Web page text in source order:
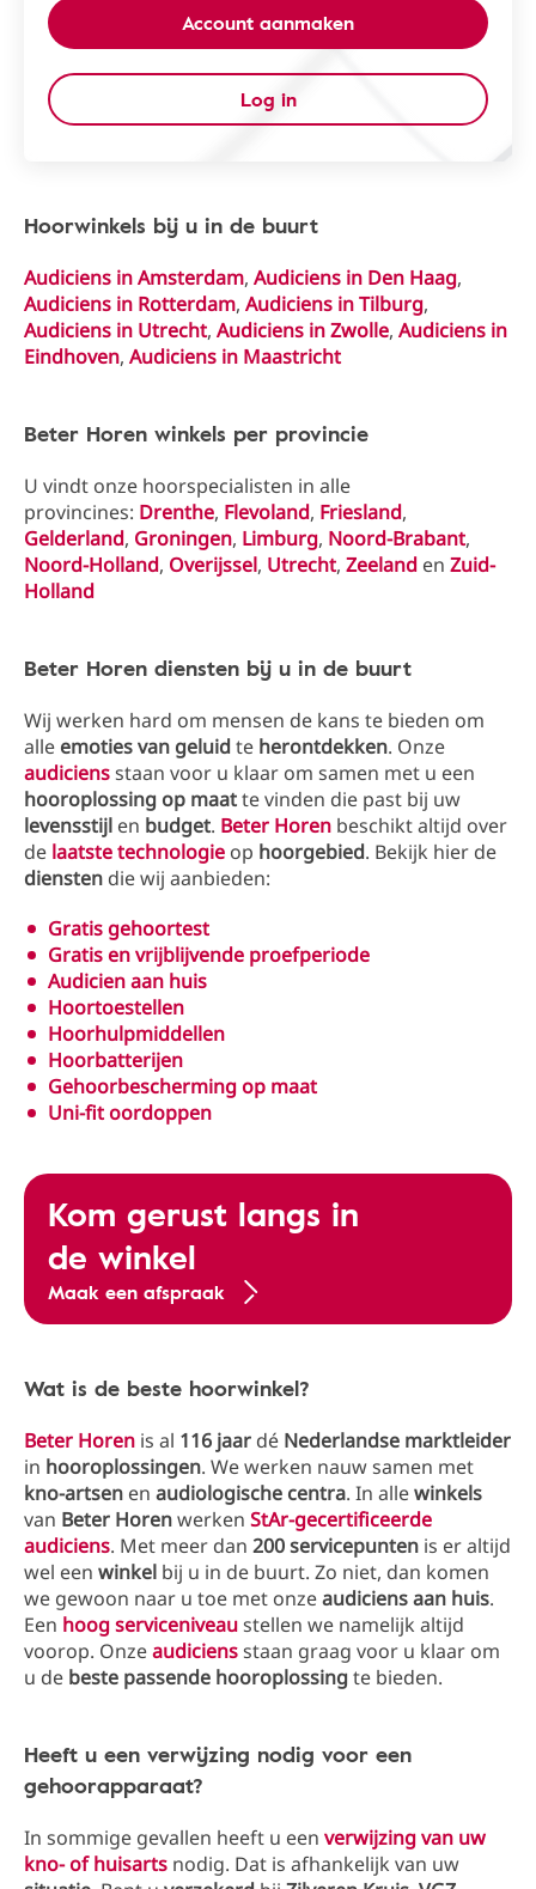
Account aanmaken
Log in
Hoorwinkels bij u in de buurt
Audiciens in Amsterdam, Audiciens in Den Haag,
Audiciens in Rotterdam, Audiciens in Tilburg,
Audiciens in Utrecht, Audiciens in Zwolle, Audiciens in
Eindhoven, Audiciens in Maastricht
Beter Horen winkels per provincie
U vindt onze hoorspecialisten in alle
provincines: Drenthe, Flevoland, Friesland,
Gelderland, Groningen, Limburg, Noord-Brabant,
Noord-Holland, Overijssel, Utrecht, Zeeland en Zuid-
Holland
Beter Horen diensten bij u in de buurt
Wij werken hard om mensen de kans te bieden om
alle emoties van geluidte herontdekken. Onze
audiciensstaan voor u klaar om samen met u een
hooroplossing op maatte vinden die past bij uw
levensstijl en budget. Beter Horen beschikt altijd over
de laatste technologie op hoorgebied. Bekijk hier de
diensten die wij aanbieden:
Gratis gehoortest
Gratis en vrijblijvende proefperiode
Audicien aan huis
Hoortoestellen
Hoorhulpmiddellen
Hoorbatterijen
Gehoorbescherming op maat
Uni-fit oordoppen
Kom gerust langs in
de winkel
Maak een afspraak
Wat is de beste hoorwinkel?
Beter Horen is al 116 jaar dé Nederlandse marktleider
in hooroplossingen. We werken nauw samen met
kno-artsen en audiologische centra. In allewinkels
van Beter Horenwerken StAr-gecertificeerde
audiciens. Met meer dan 200 servicepunten is er altijd
wel een winkel bij u in de buurt. Zo niet, dan komen
we gewoon naar u toe met onzeaudiciens aan huis.
Een hoog serviceniveaustellen we namelijk altijd
voorop. Onzeaudiciensstaan graag voor u klaar om
u de beste passende hooroplossingte bieden.
Heeft u een verwijzing nodig voor een
gehoorapparaat?
In sommige gevallen heeft u een verwijzingvan uw
kno-ofhuisarts nodig. Dat is afhankelijk van uw